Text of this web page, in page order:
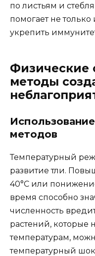
по листьям и
помогает не только
укрепить
Физические
методы
методов
Температурный
развитие тли.
40°C или
время способно
численность
растений, которые
температурам,
температурный